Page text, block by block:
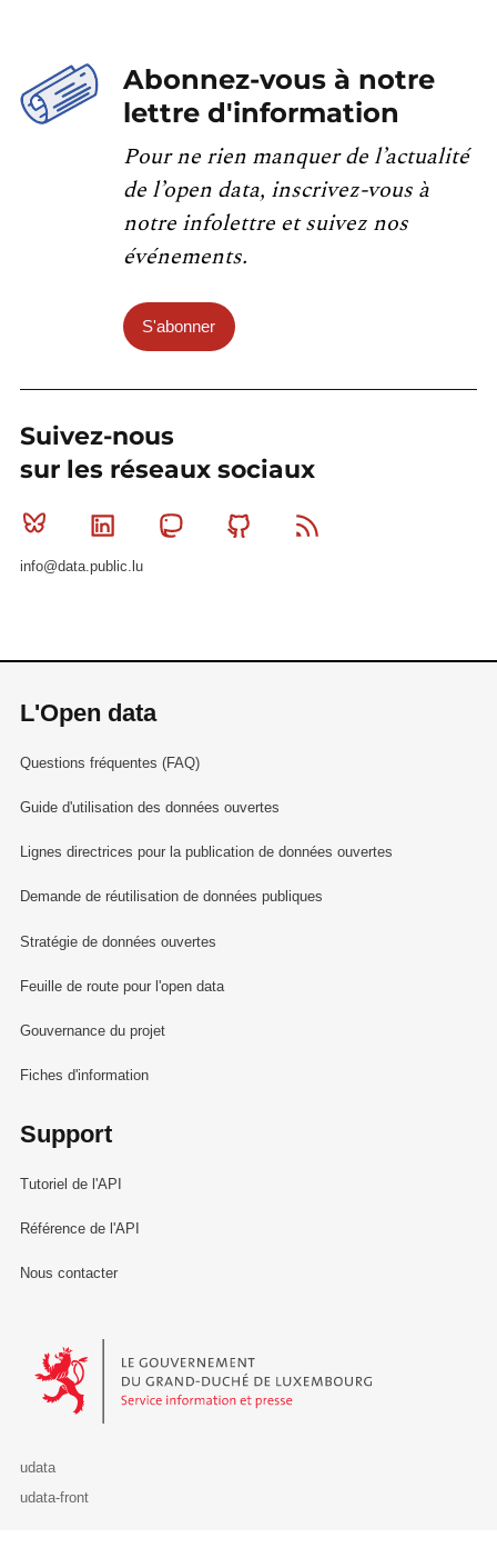
Abonnez-vous à notre
lettre d'information
Pour ne rien manquer de l’actualité
de l’open data, inscrivez-vous à
notre infolettre et suivez nos
événements.
S'abonner
Suivez-nous
sur les réseaux sociaux
Bluesky Linkedin MastodonGithub
info@data.public.lu
L'Open data
Questions fréquentes (FAQ)
Guide d'utilisation des données ouvertes
Lignes directrices pour la publication de données ouvertes
Demande de réutilisation de données publiques
Stratégie de données ouvertes
Feuille de route pour l'open data
Gouvernance du projet
Fiches d'information
Support
Tutoriel de l'API
Référence de l'API
Nous contacter
Le Gouvernement du Grand-Duché de Luxembourg - Service
udata
udata-front